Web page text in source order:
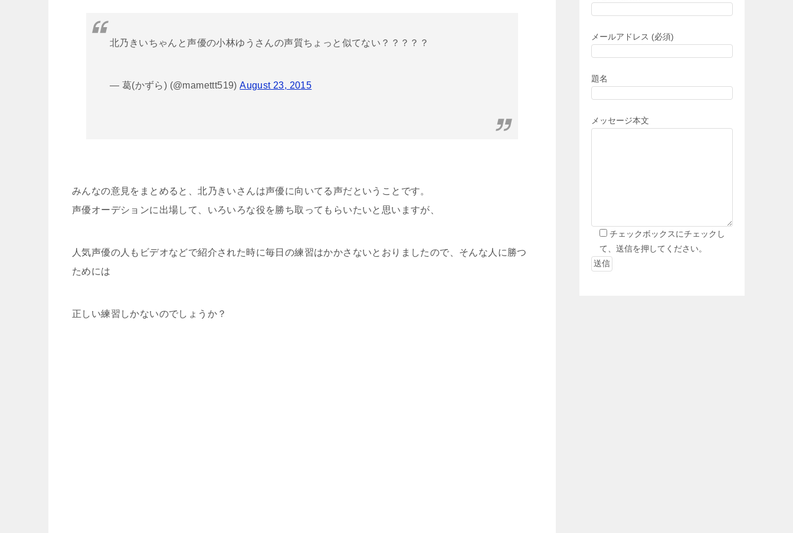
北乃きいちゃんと声優の小林ゆうさんの声質ちょっと似てない？？？？？
— 葛(かずら) (@mamettt519)August 23, 2015
みんなの意見をまとめると、北乃きいさんは声優に向いてる声だということです。
声優オーデションに出場して、いろいろな役を勝ち取ってもらいたいと思いますが、
人気声優の人もビデオなどで紹介された時に毎日の練習はかかさないとおりましたので、そんな人に勝つ
ためには
正しい練習しかないのでしょうか？
メールアドレス (必須)
題名
メッセージ本文
チェックボックスにチェックし
て、送信を押してください。